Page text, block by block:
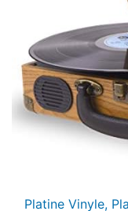
Platine Vinyle,